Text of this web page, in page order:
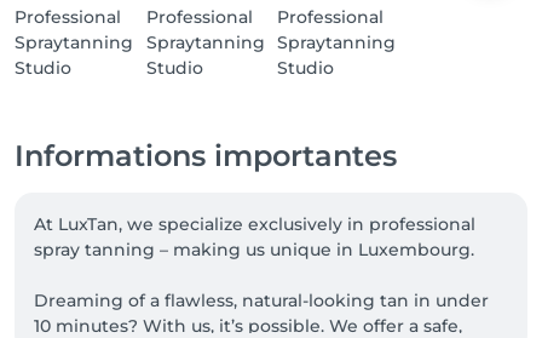
Informations importantes
At LuxTan, we specialize exclusively in professional
spray tanning – making us unique in Luxembourg.
Dreaming of a flawless, natural-looking tan in under
10 minutes? With us, it’s possible. We offer a safe,